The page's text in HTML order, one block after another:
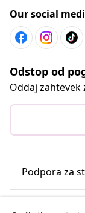
Our social
Odstop od
Oddaj zahtevek
Podpora za